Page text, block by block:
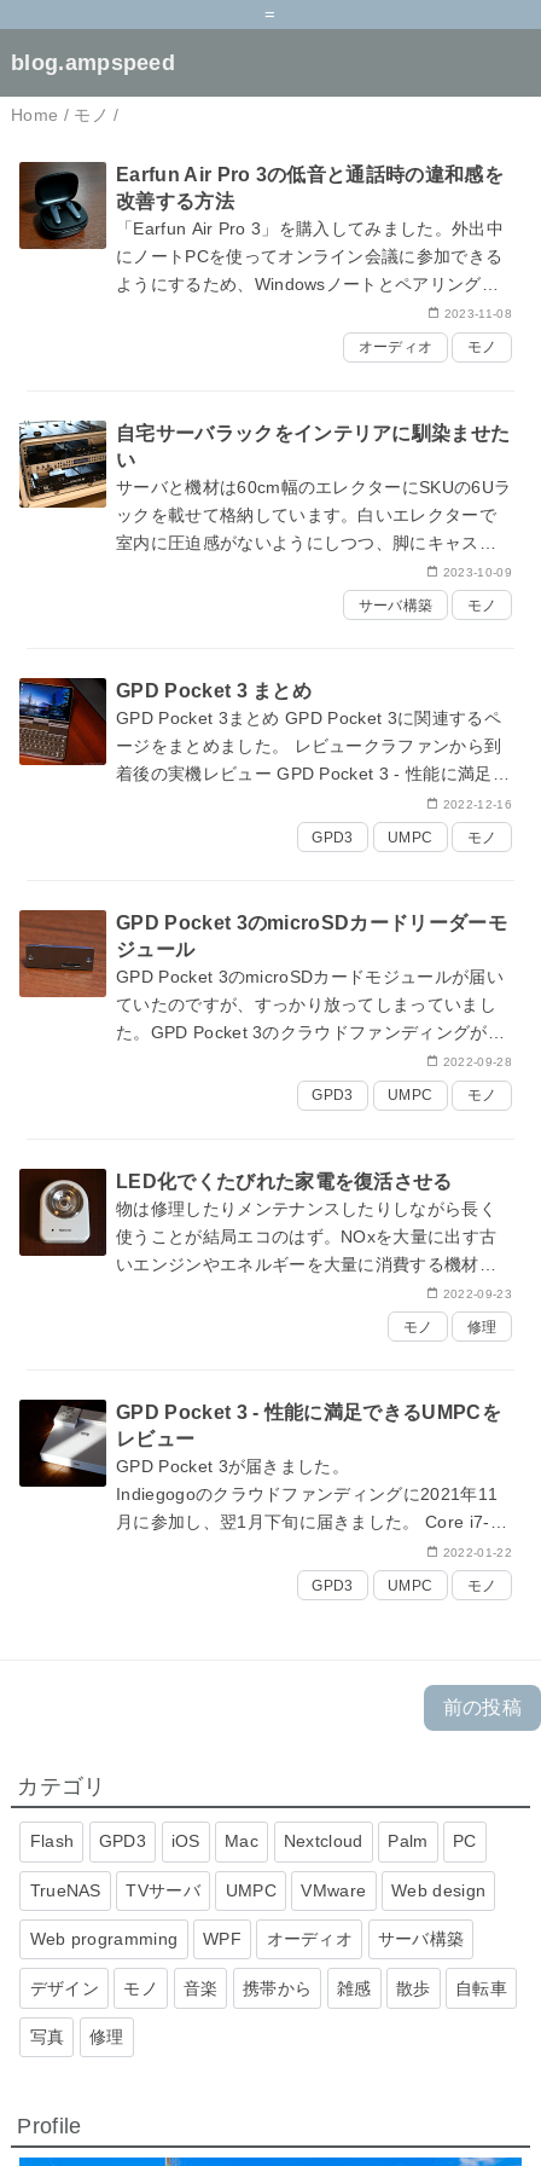
=
blog.ampspeed
Home / モノ /
Earfun Air Pro 3の低音と通話時の違和感を
改善する方法
「Earfun Air Pro 3」を購入してみました。外出中
にノートPCを使ってオンライン会議に参加できる
ようにするため、Windowsノートとペアリングで
きる適当なワイヤレスヘッドセットが必要となっ
2023-11-08
オーディオ モノ
自宅サーバラックをインテリアに馴染ませた
い
サーバと機材は60cm幅のエレクターにSKUの6Uラ
ックを載せて格納しています。白いエレクターで
室内に圧迫感がないようにしつつ、脚にキャスタ
ーがついているので裏側の配線を変更するとかメ
ンテナンスする時は簡単に引き出せ…
2023-10-09
サーバ構築 モノ
GPD Pocket 3 まとめ
GPD Pocket 3まとめ GPD Pocket 3に関連するペ
ージをまとめました。 レビュークラファンから到
着後の実機レビューGPD Pocket 3 - 性能に満足で
きるUMPCをレビュークラファンへ出資したGP…
2022-12-16
GPD3 UMPC モノ
GPD Pocket 3のmicroSDカードリーダーモ
ジュール
GPD Pocket 3のmicroSDカードモジュールが届い
ていたのですが、すっかり放ってしまっていまし
た。GPD Pocket 3のクラウドファンディングが始
まった当時からメーカーが予告していたモジュー
2022-09-28
GPD3 UMPC モノ
LED化でくたびれた家電を復活させる
物は修理したりメンテナンスしたりしながら長く
使うことが結局エコのはず。NOxを大量に出す古
いエンジンやエネルギーを大量に消費する機材は
取り替えた方が良いですが、省エネに改造できる
のであればやはりメンテナンスして使い続…
2022-09-23
モノ 修理
GPD Pocket 3 - 性能に満足できるUMPCを
レビュー
GPD Pocket 3が届きました。
Indiegogoのクラウドファンディングに2021年11
月に参加し、翌1月下旬に届きました。 Core i7-
1195G7のUltimate版で、オプションのI/Oモジュー
2022-01-22
GPD3 UMPC モノ
前の投稿
カテゴリ
Flash GPD3 iOS Mac Nextcloud Palm PC
TrueNAS TVサーバ UMPC VMware Web design
Web programming WPF オーディオ サーバ構築
デザイン モノ 音楽 携帯から 雑感 散歩 自転車
写真 修理
Profile